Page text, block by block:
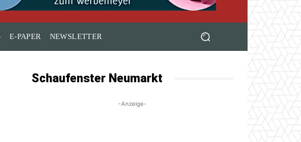
E-PAPER NEWSLETTER
Schaufenster Neumarkt
-Anzeige-